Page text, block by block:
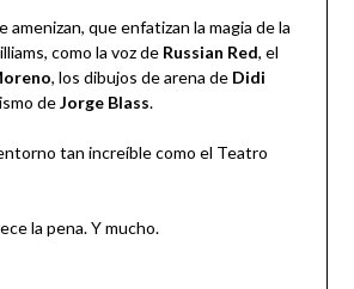
amenizan, que enfatizan la magia de la
como la voz de Russian Red, el
, los dibujos de arena de Didi
deJorge Blass.
tan increíble como el Teatro
la pena. Y mucho.